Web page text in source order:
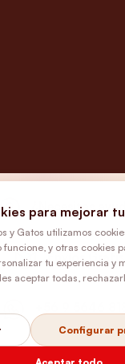
¿Necesitas
Envíos Gratis
para mejorar
y Gatos utilizamos
funcione, y otras cookies
tu experiencia y
aceptar todas,
Configurar